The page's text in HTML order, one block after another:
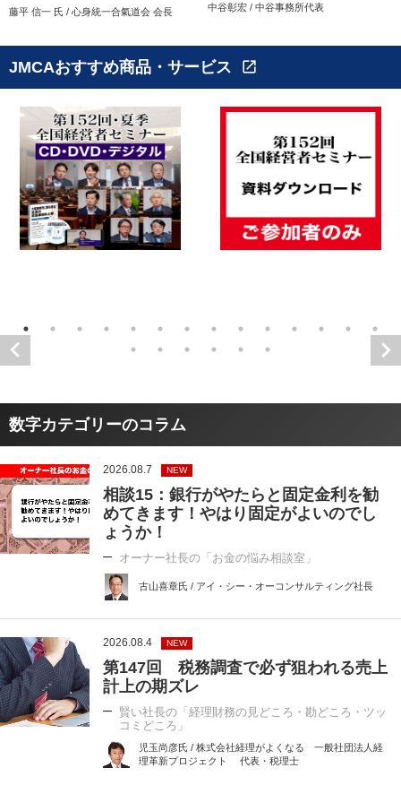
藤平 信一 氏 / 心身統一合氣道会 会長 中谷彰宏 / 中谷事務所代表
JMCAおすすめ商品・サービス open_in_new
数字カテゴリーのコラム
2026.08.7 NEW
相談15：銀行がやたらと固定金利を勧
めてきます！やはり固定がよいのでし
ょうか！
オーナー社長の「お金の悩み相談室」
古山喜章氏 / アイ・シー・オーコンサルティング社長
2026.08.4 NEW
第147回 税務調査で必ず狙われる売上
計上の期ズレ
賢い社長の「経理財務の見どころ・勘どころ・ツッ
コミどころ」
児玉尚彦氏 / 株式会社経理がよくなる 一般社団法人経
理革新プロジェクト 代表・税理士